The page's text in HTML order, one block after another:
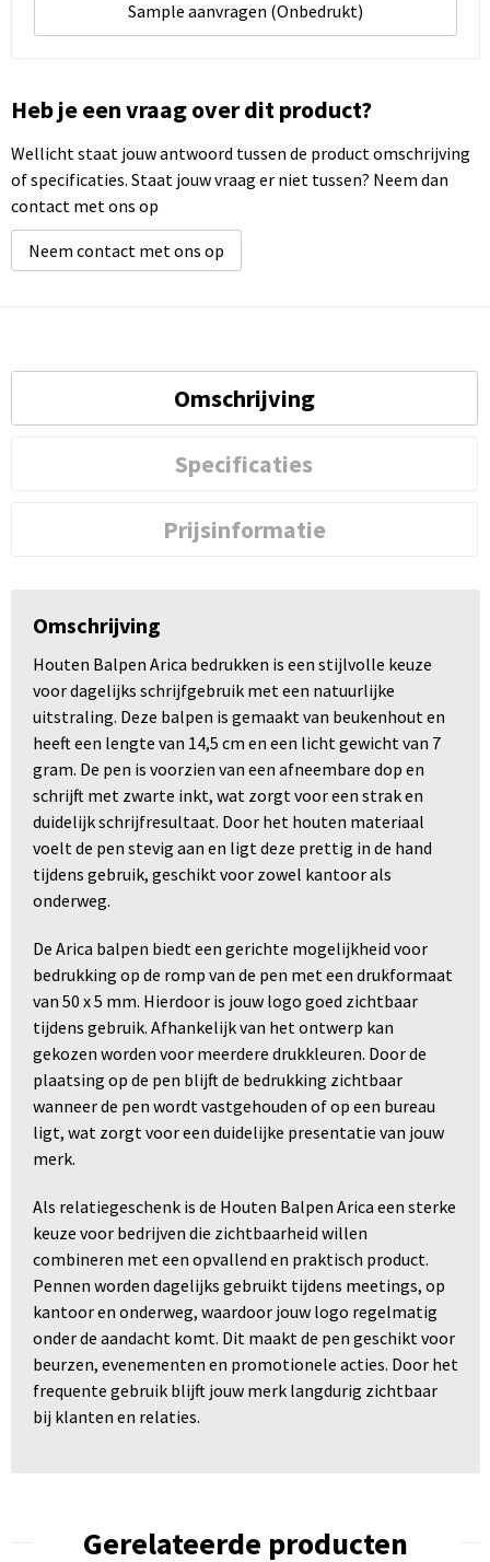
Sample aanvragen (Onbedrukt)
Heb je een vraag over dit product?
Wellicht staat jouw antwoord tussen de product omschrijving
of specificaties. Staat jouw vraag er niet tussen? Neem dan
contact met ons op
Neem contact met ons op
Omschrijving
Specificaties
Prijsinformatie
Omschrijving
Houten Balpen Arica bedrukken is een stijlvolle keuze
voor dagelijks schrijfgebruik met een natuurlijke
uitstraling. Deze balpen is gemaakt van beukenhout en
heeft een lengte van 14,5 cm en een licht gewicht van 7
gram. De pen is voorzien van een afneembare dop en
schrijft met zwarte inkt, wat zorgt voor een strak en
duidelijk schrijfresultaat. Door het houten materiaal
voelt de pen stevig aan en ligt deze prettig in de hand
tijdens gebruik, geschikt voor zowel kantoor als
onderweg.
De Arica balpen biedt een gerichte mogelijkheid voor
bedrukking op de romp van de pen met een drukformaat
van 50 x 5 mm. Hierdoor is jouw logo goed zichtbaar
tijdens gebruik. Afhankelijk van het ontwerp kan
gekozen worden voor meerdere drukkleuren. Door de
plaatsing op de pen blijft de bedrukking zichtbaar
wanneer de pen wordt vastgehouden of op een bureau
ligt, wat zorgt voor een duidelijke presentatie van jouw
merk.
Als relatiegeschenk is de Houten Balpen Arica een sterke
keuze voor bedrijven die zichtbaarheid willen
combineren met een opvallend en praktisch product.
Pennen worden dagelijks gebruikt tijdens meetings, op
kantoor en onderweg, waardoor jouw logo regelmatig
onder de aandacht komt. Dit maakt de pen geschikt voor
beurzen, evenementen en promotionele acties. Door het
frequente gebruik blijft jouw merk langdurig zichtbaar
bij klanten en relaties.
Gerelateerde producten